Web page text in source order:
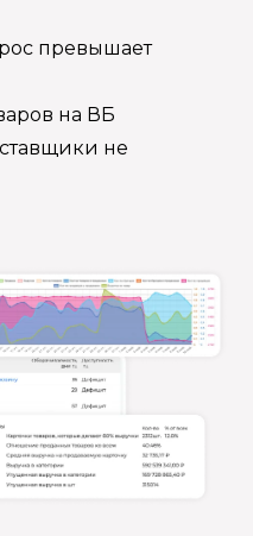
превышает
на ВБ
не